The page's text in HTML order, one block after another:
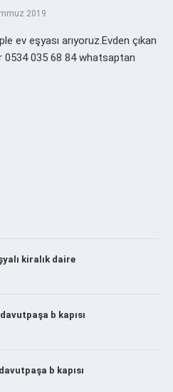
2019
ev eşyası arıyoruz.Evden çıkan
0534 035 68 84 whatsaptan
kiralık daire
b kapısı
b kapısı